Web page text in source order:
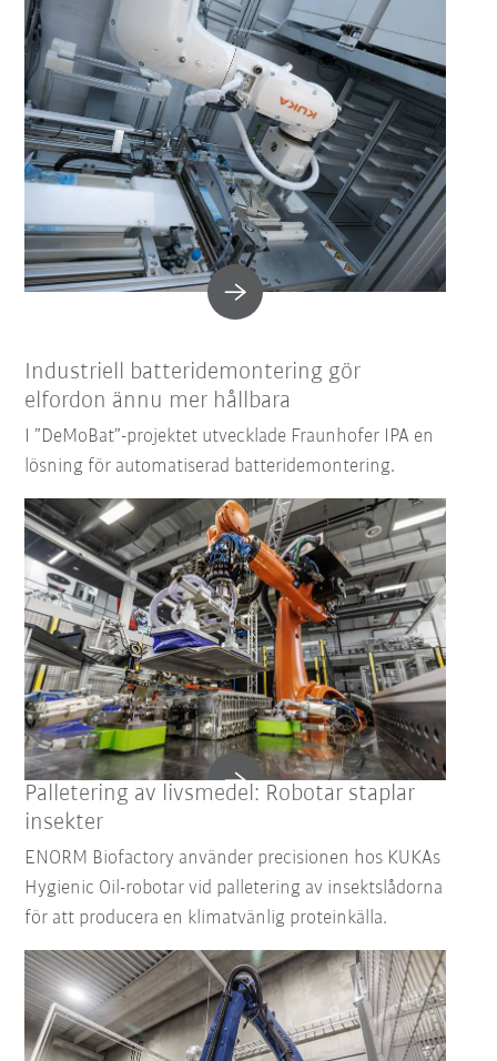
Industriell batteridemontering gör
elfordon ännu mer hållbara
I ”DeMoBat”-projektet utvecklade Fraunhofer IPA en
lösning för automatiserad batteridemontering.
Palletering av livsmedel: Robotar staplar
insekter
ENORM Biofactory använder precisionen hos KUKAs
Hygienic Oil-robotar vid palletering av insektslådorna
för att producera en klimatvänlig proteinkälla.